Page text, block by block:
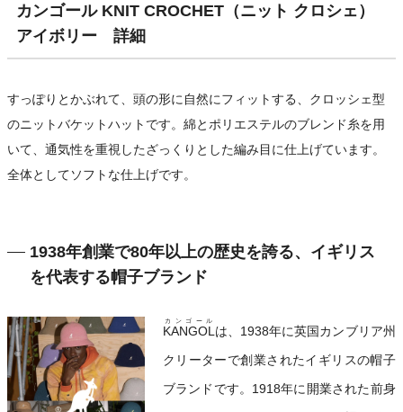
カンゴール KNIT CROCHET（ニット クロシェ）
アイボリー 詳細
すっぽりとかぶれて、頭の形に自然にフィットする、クロッシェ型
のニットバケットハットです。綿とポリエステルのブレンド糸を用
いて、通気性を重視したざっくりとした編み目に仕上げています。
全体としてソフトな仕上げです。
1938年創業で80年以上の歴史を誇る、イギリス
を代表する帽子ブランド
KANGOL
カンゴール
は、1938年に英国カンブリア州
クリーターで創業されたイギリスの帽子
ブランドです。1918年に開業された前身